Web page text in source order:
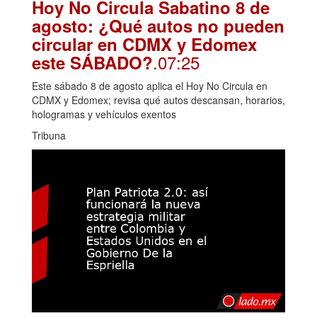
Hoy No Circula Sabatino 8 de
agosto: ¿Qué autos no pueden
circular en CDMX y Edomex
este SÁBADO?.07:25
Este sábado 8 de agosto aplica el Hoy No Circula en
CDMX y Edomex; revisa qué autos descansan, horarios,
hologramas y vehículos exentos
Tribuna